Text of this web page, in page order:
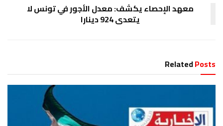
معهد الإحصاء يكشف: معدل الأجور في تونس لا
يتعدى 924 دينارا
RelatedPosts